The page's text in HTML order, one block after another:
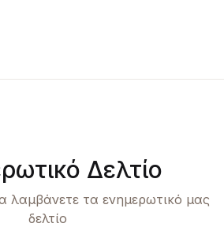
Δελτίο
λαμβάνετε τα ενημερωτικό μας
δελτίο